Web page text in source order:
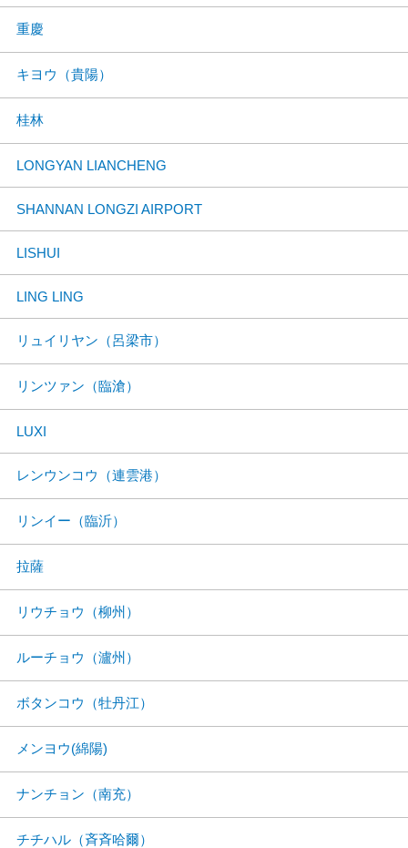
重慶
キヨウ（貴陽）
桂林
LONGYAN LIANCHENG
SHANNAN LONGZI AIRPORT
LISHUI
LING LING
リュイリヤン（呂梁市）
リンツァン（臨滄）
LUXI
レンウンコウ（連雲港）
リンイー（臨沂）
拉薩
リウチョウ（柳州）
ルーチョウ（瀘州）
ボタンコウ（牡丹江）
メンヨウ(綿陽)
ナンチョン（南充）
チチハル（斉斉哈爾）